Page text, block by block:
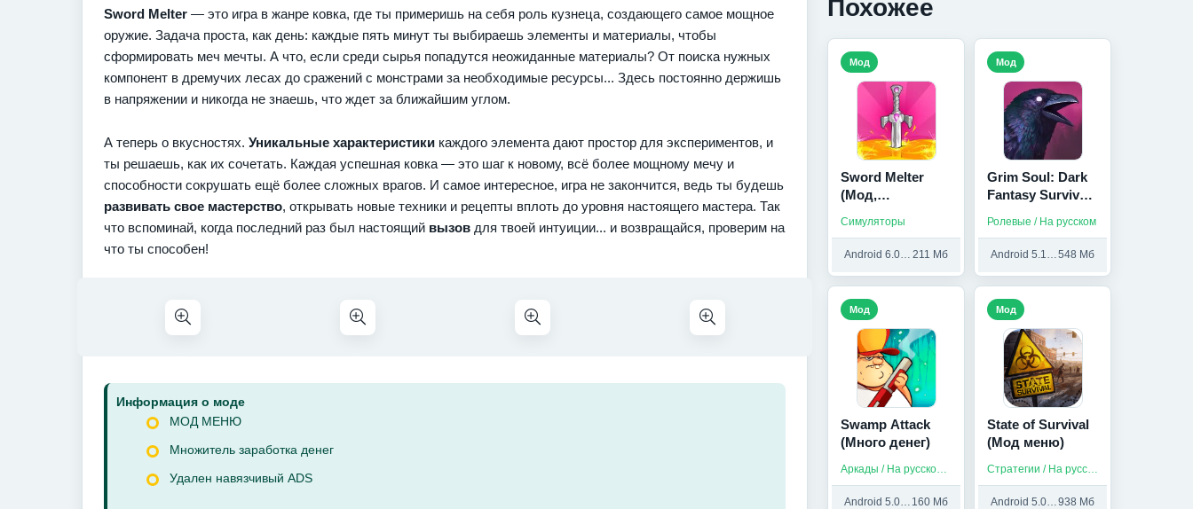
Sword Melter — это игра в жанре ковка, где ты примеришь на себя роль кузнеца, создающего самое мощное
оружие. Задача проста, как день: каждые пять минут ты выбираешь элементы и материалы, чтобы
сформировать меч мечты. А что, если среди сырья попадутся неожиданные материалы? От поиска нужных
компонент в дремучих лесах до сражений с монстрами за необходимые ресурсы... Здесь постоянно держишь
в напряжении и никогда не знаешь, что ждет за ближайшим углом.
А теперь о вкусностях. Уникальные характеристики каждого элемента дают простор для экспериментов, и
ты решаешь, как их сочетать. Каждая успешная ковка — это шаг к новому, всё более мощному мечу и
способности сокрушать ещё более сложных врагов. И самое интересное, игра не закончится, ведь ты будешь
развивать свое мастерство, открывать новые техники и рецепты вплоть до уровня настоящего мастера. Так
что вспоминай, когда последний раз был настоящий вызов для твоей интуиции... и возвращайся, проверим на
что ты способен!
Информация о моде
МОД МЕНЮ
Множитель заработка денег
Удален навязчивый ADS
Похожее
Sword Melter
(Мод,
награды)
Симуляторы
Android 6.0 и выше 211 Мб
Мод
Grim Soul: Dark
Fantasy Survival
Бесплатный
крафт)
Ролевые / На русском
Android 5.1 и выше548 Мб
Мод
Swamp Attack
(Много денег)
Аркады / На русском / Без интернета
Android 5.0 и выше 160 Мб
Мод
State of Survival
(Мод меню)
Стратегии / На русском
Android 5.0 и выше938 Мб
Мод